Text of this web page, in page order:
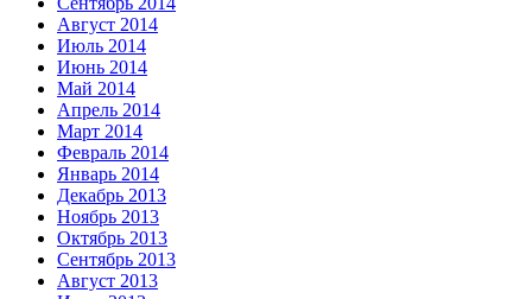
Август 2014
Июль 2014
Июнь 2014
Май 2014
Апрель 2014
Март 2014
Февраль 2014
Январь 2014
Декабрь 2013
Ноябрь 2013
Октябрь 2013
Сентябрь 2013
Август 2013